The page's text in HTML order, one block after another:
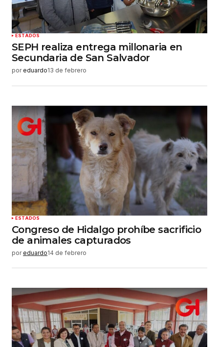
Enviar comentario
ESTADOS
SEPH realiza entrega millonaria en
Secundaria de San Salvador
por eduardo13 de febrero
ESTADOS
Congreso de Hidalgo prohíbe sacrificio
de animales capturados
por eduardo14 de febrero